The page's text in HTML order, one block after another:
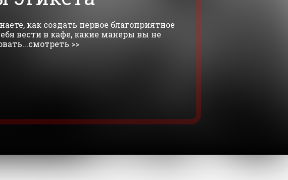
как создать первое благоприятное
вести в кафе, какие манеры вы не
>>